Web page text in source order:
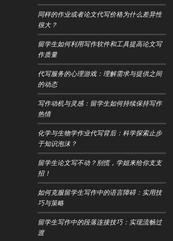
同样的作业或者论文代写价格为什么差异性
很大？
留学生如何利用写作软件和工具提高论文写
作质量
代写服务的心理游戏：理解需求与提供之间
的动态
写作动机与灵感：留学生如何持续保持写作
热情
化学与生物学作业代写背后：科学探索止步
于知识泡沫？
留学生论文写不动？别慌，学姐来给你支支
招！
如何克服留学生写作中的语言障碍：实用技
巧与策略
留学生写作中的段落连接技巧：实现流畅过
渡